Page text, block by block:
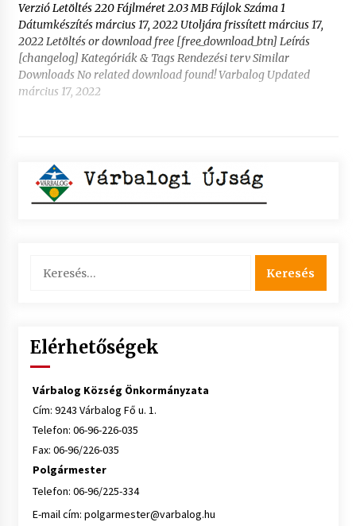
Verzió Letöltés 220 Fájlméret 2.03 MB Fájlok Száma 1
Dátumkészítés március 17, 2022 Utoljára frissített március 17,
2022 Letöltés or download free [free_download_btn] Leírás
[changelog] Kategóriák & Tags Rendezési terv Similar
Downloads No related download found! Varbalog Updated
március 17, 2022
Elérhetőségek
Várbalog Község Önkormányzata
Cím: 9243 Várbalog Fő u. 1.
Telefon: 06-96-226-035
Fax: 06-96/226-035
Polgármester
Telefon: 06-96/225-334
E-mail cím: polgarmester@varbalog.hu